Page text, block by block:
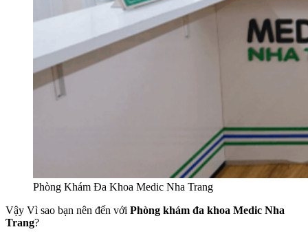
Phòng Khám Đa Khoa Medic Nha Trang
Vậy Vì sao bạn nên đến với Phòng khám đa khoa Medic Nha
Trang?